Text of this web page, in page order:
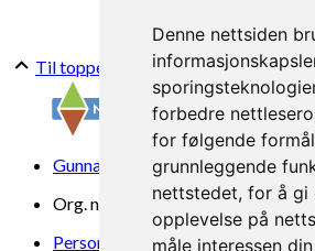
Denne nettsiden
forbedre
for følgende
grunnleggende
nettstedet, for å gi
opplevelse på
måle interessen
Til toppen
Gunnars veg 6, 6630 Tingvoll
Org. nr. 969 840 383
Personvern